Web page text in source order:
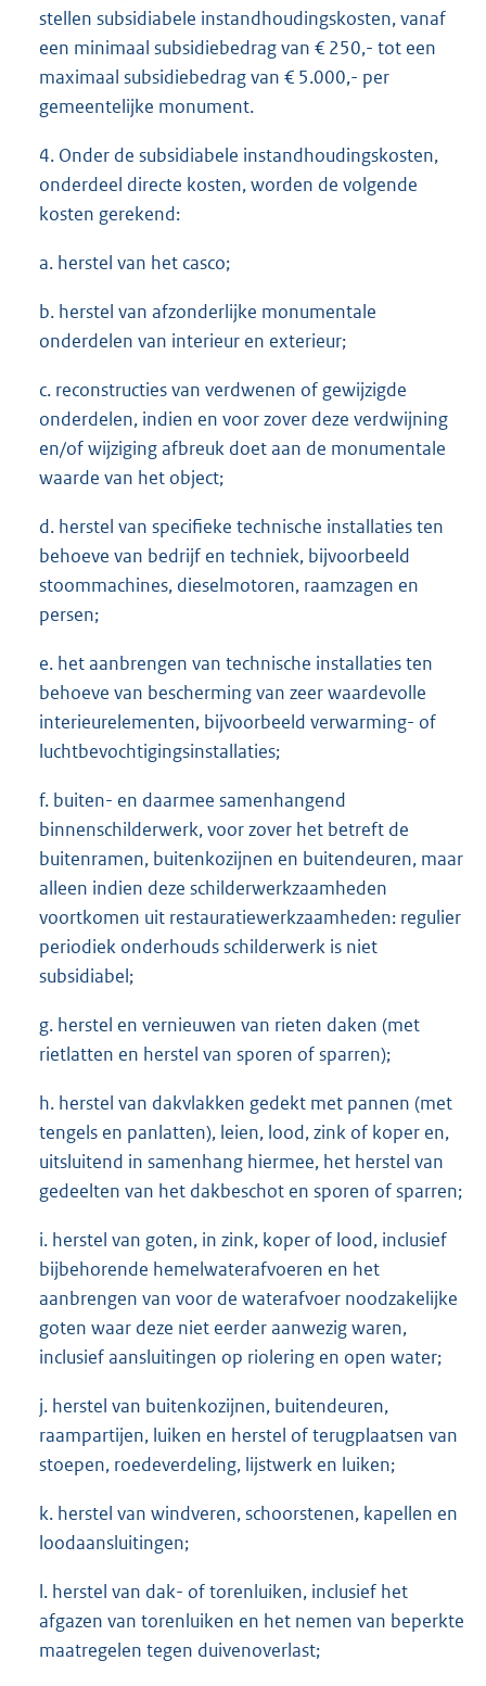
stellen subsidiabele instandhoudingskosten, vanaf
een minimaal subsidiebedrag van € 250,- tot een
maximaal subsidiebedrag van € 5.000,- per
gemeentelijke monument.
4. Onder de subsidiabele instandhoudingskosten,
onderdeel directe kosten, worden de volgende
kosten gerekend:
a. herstel van het casco;
b. herstel van afzonderlijke monumentale
onderdelen van interieur en exterieur;
c. reconstructies van verdwenen of gewijzigde
onderdelen, indien en voor zover deze verdwijning
en/of wijziging afbreuk doet aan de monumentale
waarde van het object;
d. herstel van specifieke technische installaties ten
behoeve van bedrijf en techniek, bijvoorbeeld
stoommachines, dieselmotoren, raamzagen en
persen;
e. het aanbrengen van technische installaties ten
behoeve van bescherming van zeer waardevolle
interieurelementen, bijvoorbeeld verwarming- of
luchtbevochtigingsinstallaties;
f. buiten- en daarmee samenhangend
binnenschilderwerk, voor zover het betreft de
buitenramen, buitenkozijnen en buitendeuren, maar
alleen indien deze schilderwerkzaamheden
voortkomen uit restauratiewerkzaamheden: regulier
periodiek onderhouds schilderwerk is niet
subsidiabel;
g. herstel en vernieuwen van rieten daken (met
rietlatten en herstel van sporen of sparren);
h. herstel van dakvlakken gedekt met pannen (met
tengels en panlatten), leien, lood, zink of koper en,
uitsluitend in samenhang hiermee, het herstel van
gedeelten van het dakbeschot en sporen of sparren;
i. herstel van goten, in zink, koper of lood, inclusief
bijbehorende hemelwaterafvoeren en het
aanbrengen van voor de waterafvoer noodzakelijke
goten waar deze niet eerder aanwezig waren,
inclusief aansluitingen op riolering en open water;
j. herstel van buitenkozijnen, buitendeuren,
raampartijen, luiken en herstel of terugplaatsen van
stoepen, roedeverdeling, lijstwerk en luiken;
k. herstel van windveren, schoorstenen, kapellen en
loodaansluitingen;
l. herstel van dak- of torenluiken, inclusief het
afgazen van torenluiken en het nemen van beperkte
maatregelen tegen duivenoverlast;